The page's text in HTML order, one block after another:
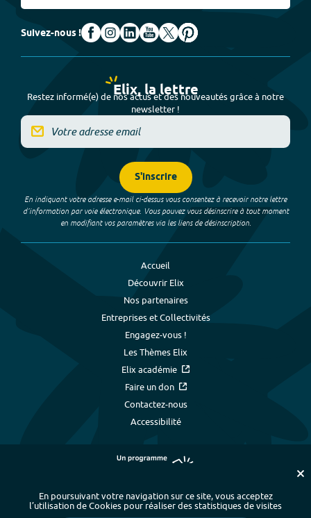
Suivez-nous !
Elix, la lettre
Restez informé(e) de nos actus et des nouveautés grâce à notre
newsletter !
S'inscrire
En indiquant votre adresse e-mail ci-dessus vous consentez à recevoir notre lettre
d’information par voie électronique. Vous pouvez vous désinscrire à tout moment
en modifiant vos paramètres via les liens de désinscription.
Accueil
Découvrir Elix
Nos partenaires
Entreprises et Collectivités
Engagez-vous !
Les Thèmes Elix
Elix académie
Faire un don
Contactez-nous
Accessibilité
En poursuivant votre navigation sur ce site, vous acceptez
l’utilisation de Cookies pour réaliser des statistiques de visites